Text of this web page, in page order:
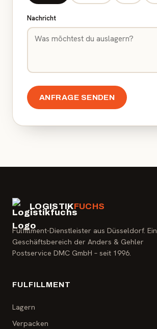
Nachricht
ANFRAGE SENDEN
LOGISTIKFUCHS
Fulfillment-Dienstleister aus Düsseldorf. Ein
Geschäftsbereich der Anders & Gehler
Postservice DMC GmbH – seit 1996.
FULFILLMENT
Lagern
Verpacken